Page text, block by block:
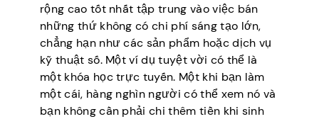
rộng cao tốt nhất tập trung vào việc bán
những thứ không có chi phí sáng tạo lớn,
chẳng hạn như các sản phẩm hoặc dịch vụ
kỹ thuật số. Một ví dụ tuyệt vời có thể là
một khóa học trực tuyến. Một khi bạn làm
một cái, hàng nghìn người có thể xem nó và
bạn không cần phải chi thêm tiền khi sinh